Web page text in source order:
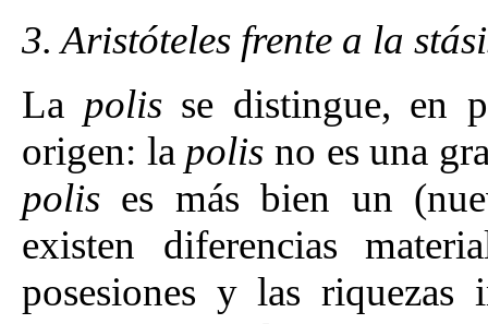
3. Aristóteles frente a la
La polis se distingue, en
origen: la polis no es una
polis es más bien un
existen diferencias
posesiones y las riquezas